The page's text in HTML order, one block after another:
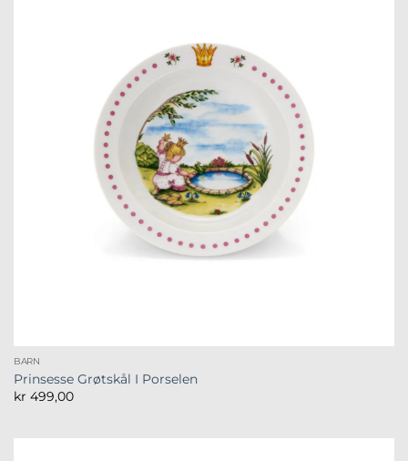
BARN
Prinsesse Grøtskål I Porselen
kr 499,00